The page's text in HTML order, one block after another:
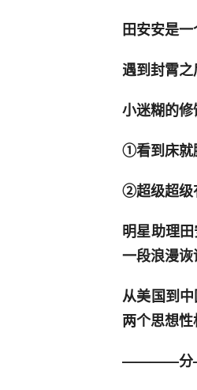
田安安是一
遇到封霄之
小迷糊的修
①看到床就
②超级超级
明星助理
一段浪漫诙
从美国到
两个思想性
————